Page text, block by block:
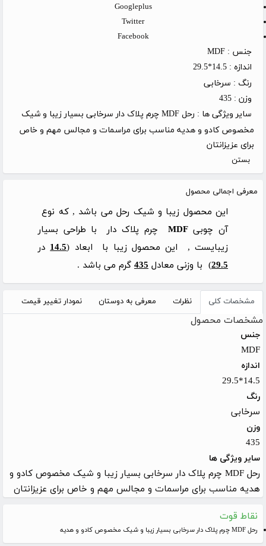
Googleplus
Twitter
Facebook
جنس : MDF
اندازه : 14.5*29.5
رنگ : سرخابی
وزن : 435
سایر ویژگی ها :
رحل MDF چرم پلاک دار سرخابی بسیار زیبا و شیک
مخصوص کادو و هدیه مناسب برای مراسمات و مجالس مهم و خاص
برای عزیزانتان
بستن
معرفی اجمالی محصول
این محصول زیبا و شیک رحل می باشد , که نوع
آن چوبیMDF چرم پلاک دار با طراحی بسیار
زیبایست , این محصول زیبا با ابعاد (14.5در
29.5) با وزنی معادل 435 گرم می باشد .
مشخصات کلی نظرات معرفی به دوستان نمودار تغییر قیمت
مشخصات محصول
جنس
MDF
اندازه
14.5*29.5
رنگ
سرخابی
وزن
435
سایر ویژگی ها
رحل MDF چرم پلاک دار سرخابی بسیار زیبا و شیک مخصوص کادو و
هدیه مناسب برای مراسمات و مجالس مهم و خاص برای عزیزانتان
نقاط قوت
رحل MDF چرم پلاک دار سرخابی بسیار زیبا و شیک مخصوص کادو و هدیه